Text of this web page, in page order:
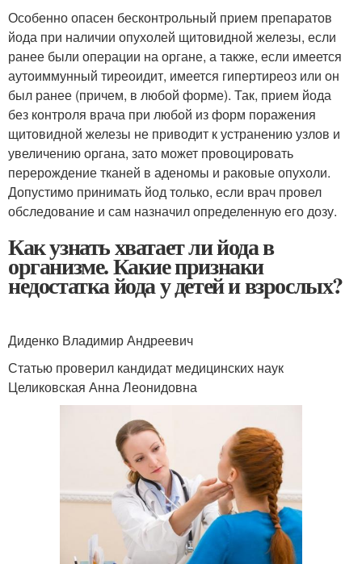
Особенно опасен бесконтрольный прием препаратов
йода при наличии опухолей щитовидной железы, если
ранее были операции на органе, а также, если имеется
аутоиммунный тиреоидит, имеется гипертиреоз или он
был ранее (причем, в любой форме). Так, прием йода
без контроля врача при любой из форм поражения
щитовидной железы не приводит к устранению узлов и
увеличению органа, зато может провоцировать
перерождение тканей в аденомы и раковые опухоли.
Допустимо принимать йод только, если врач провел
обследование и сам назначил определенную его дозу.
Как узнать хватает ли йода в
организме. Какие признаки
недостатка йода у детей и взрослых?
Диденко Владимир Андреевич
Статью проверил кандидат медицинских наук
Целиковская Анна Леонидовна